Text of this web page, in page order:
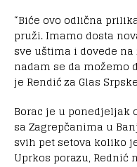
“Biće ovo odlična
pruži. Imamo dosta
sve uštima i dovede
nadam se da možemo
je Rendić za Glas
Borac je u ponedjeljak
sa Zagrepčanima u
svih pet setova koliko
Uprkos porazu,